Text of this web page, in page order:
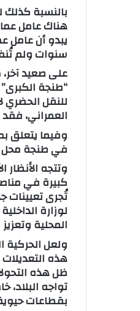
بالنسبة كذلك
هناك عامل
يبدو أن عامل
سنوات ولم
على صعيد
“طنجة
للنقل
العمراني،
وفيما يتعلق
في طنجة محل
وتتجه
كبيرة في
تُجرى تعيينات
لوزارة
المحلية
ولعل
هذه
ظل هذه
تواجه
بقطاعات